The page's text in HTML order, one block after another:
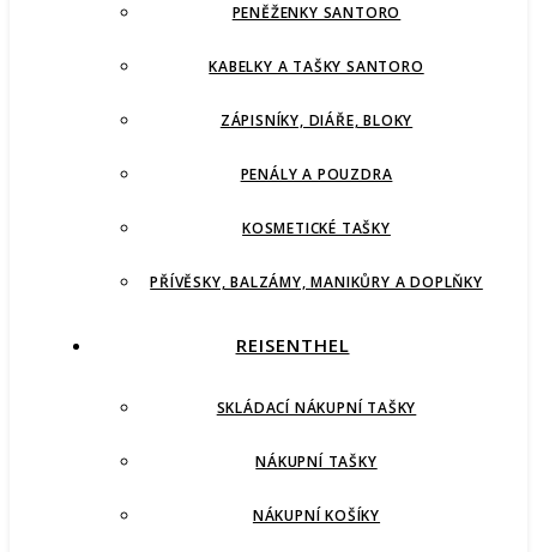
PENĚŽENKY SANTORO
KABELKY A TAŠKY SANTORO
ZÁPISNÍKY, DIÁŘE, BLOKY
PENÁLY A POUZDRA
KOSMETICKÉ TAŠKY
PŘÍVĚSKY, BALZÁMY, MANIKŮRY A DOPLŇKY
REISENTHEL
SKLÁDACÍ NÁKUPNÍ TAŠKY
NÁKUPNÍ TAŠKY
NÁKUPNÍ KOŠÍKY